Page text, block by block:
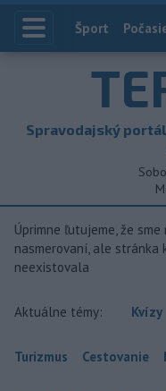
Index
Šport
Spravodajský
Úprimne ľutujeme, že
nasmerovaní, ale
neexistovala
Aktuálne témy: Kvízy
Turizmus Cestovanie